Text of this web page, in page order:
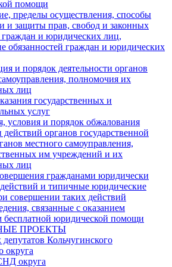
помощи
пределы осуществления, способы
и защиты прав, свобод и законных
граждан и юридических лиц,
обязанностей граждан и юридических
и порядок деятельности органов
полномочия их
лиц
государственных и
услуг
условия и порядок обжалования
органов государственной
местного самоуправления,
им учреждений и их
лиц
гражданами юридически
и типичные юридические
совершении таких действий
связанные с оказанием
бесплатной юридической помощи
ПРОЕКТЫ
Кольчугинского
округа
округа